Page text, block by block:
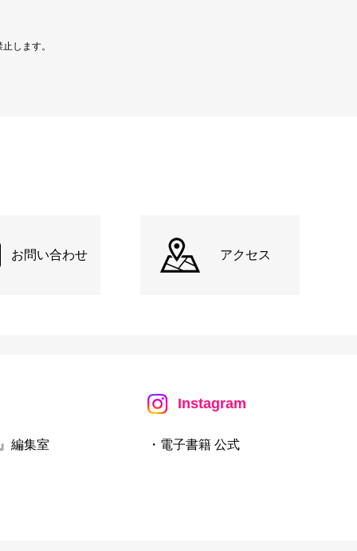
します。
お問い合わせ アクセス
編集室
Instagram
・電子書籍 公式